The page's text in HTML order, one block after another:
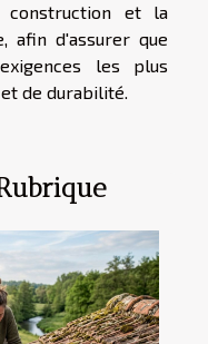
construction et la
afin d'assurer que
les plus
de durabilité.